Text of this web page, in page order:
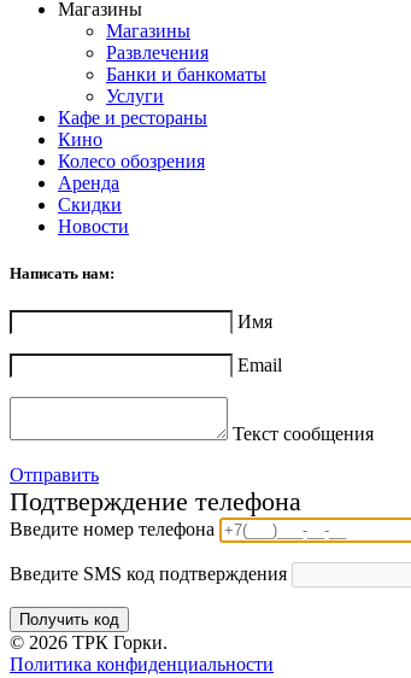
Магазины
Магазины
Развлечения
Банки и банкоматы
Услуги
Кафе и рестораны
Кино
Колесо обозрения
Аренда
Скидки
Новости
Написать нам:
Имя
Email
Текст сообщения
Отправить
Подтверждение телефона
Введите номер телефона
Введите SMS код подтверждения
Получить код
© 2026 ТРК Горки.
Политика конфиденциальности